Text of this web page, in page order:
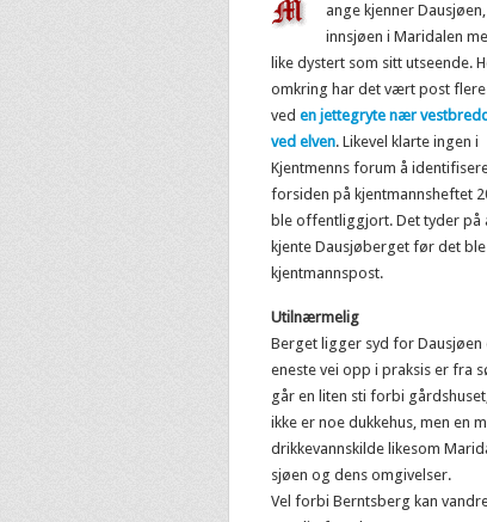
ange kjenner
innsjøen i Maridalen
like dystert som sitt utseende.
omkring har det vært post flere
ved en jettegryte nær
ved elven. Likevel klarte ingen i
Kjentmenns forum å
forsiden på kjentmannsheftet
ble offentliggjort. Det tyder på
kjente Dausjøberget før det ble
kjentmannspost.
Utilnærmelig
Berget ligger syd for
eneste vei opp i praksis er fra
går en liten sti forbi
ikke er noe dukkehus, men en
drikkevannskilde likesom
sjøen og dens omgivelser.
Vel forbi Berntsberg kan